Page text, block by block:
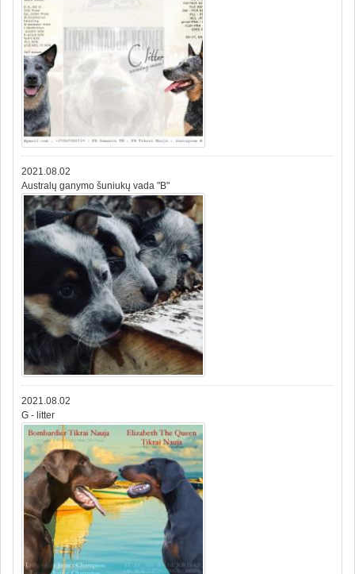
2021.08.02
Australų ganymo šuniukų vada "B"
2021.08.02
G - litter